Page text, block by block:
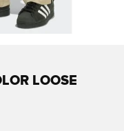
LOOSE